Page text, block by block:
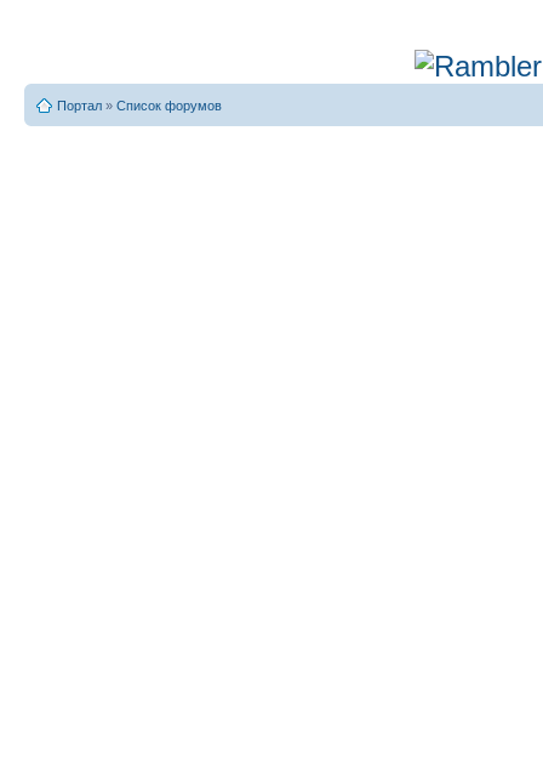
Портал » Список форумов